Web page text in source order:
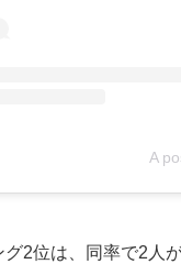
A
2位は、同率で2人